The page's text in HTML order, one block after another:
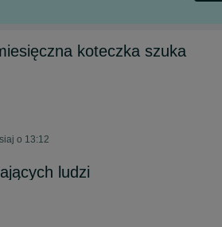
koteczka szuka
o 13:12
ludzi